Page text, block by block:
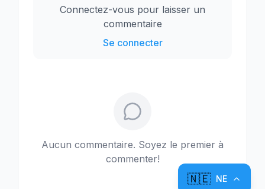
Connectez-vous pour laisser un
commentaire
Se connecter
Aucun commentaire. Soyez le premier à
commenter!
🇳🇪 NE